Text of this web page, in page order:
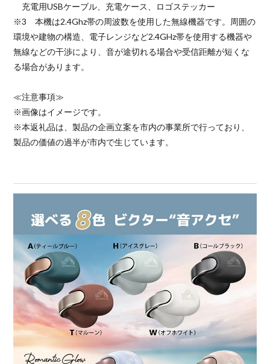
充電用USBケーブル、充電ケース、ロゴステッカー
※3 本機は2.4Ghz帯の周波数を使用した無線機器です。周囲の
環境や建物の構造、電子レンジなど2.4GHz帯を使用する機器や
無線などの干渉により、音が途切れる場合や受信距離が短くな
る場合があります。
≪注意事項≫
※画像はイメージです。
※本返礼品は、製品の企画立案を市内の事業所で行っており、
製品の価値の過半が市内で生じています。